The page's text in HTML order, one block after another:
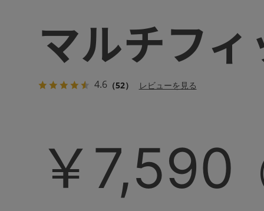
マルチフ
4.6（52） レビューを見る
￥7,590